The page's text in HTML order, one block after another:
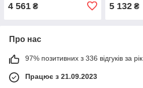
4 561 ₴ 5 132₴
Про нас
97% позитивних з 336 відгуків за рік
Працює з 21.09.2023